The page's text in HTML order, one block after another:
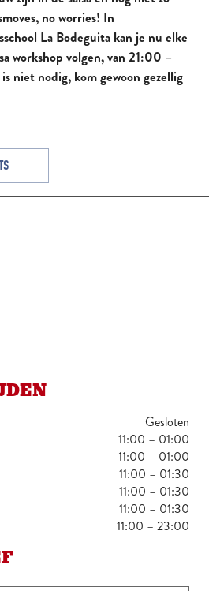
no worries! In
La Bodeguita kan je nu elke
workshop volgen, van 21:00 –
niet nodig, kom gewoon gezellig
Gesloten
11:00 – 01:00
11:00 – 01:00
11:00 – 01:30
11:00 – 01:30
11:00 – 01:30
11:00 – 23:00